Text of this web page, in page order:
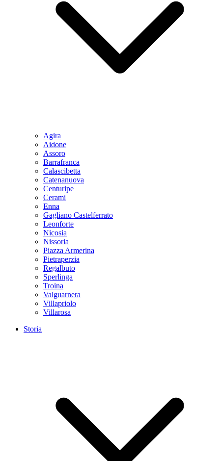
Agira
Aidone
Assoro
Barrafranca
Calascibetta
Catenanuova
Centuripe
Cerami
Enna
Gagliano Castelferrato
Leonforte
Nicosia
Nissoria
Piazza Armerina
Pietraperzia
Regalbuto
Sperlinga
Troina
Valguarnera
Villapriolo
Villarosa
Storia